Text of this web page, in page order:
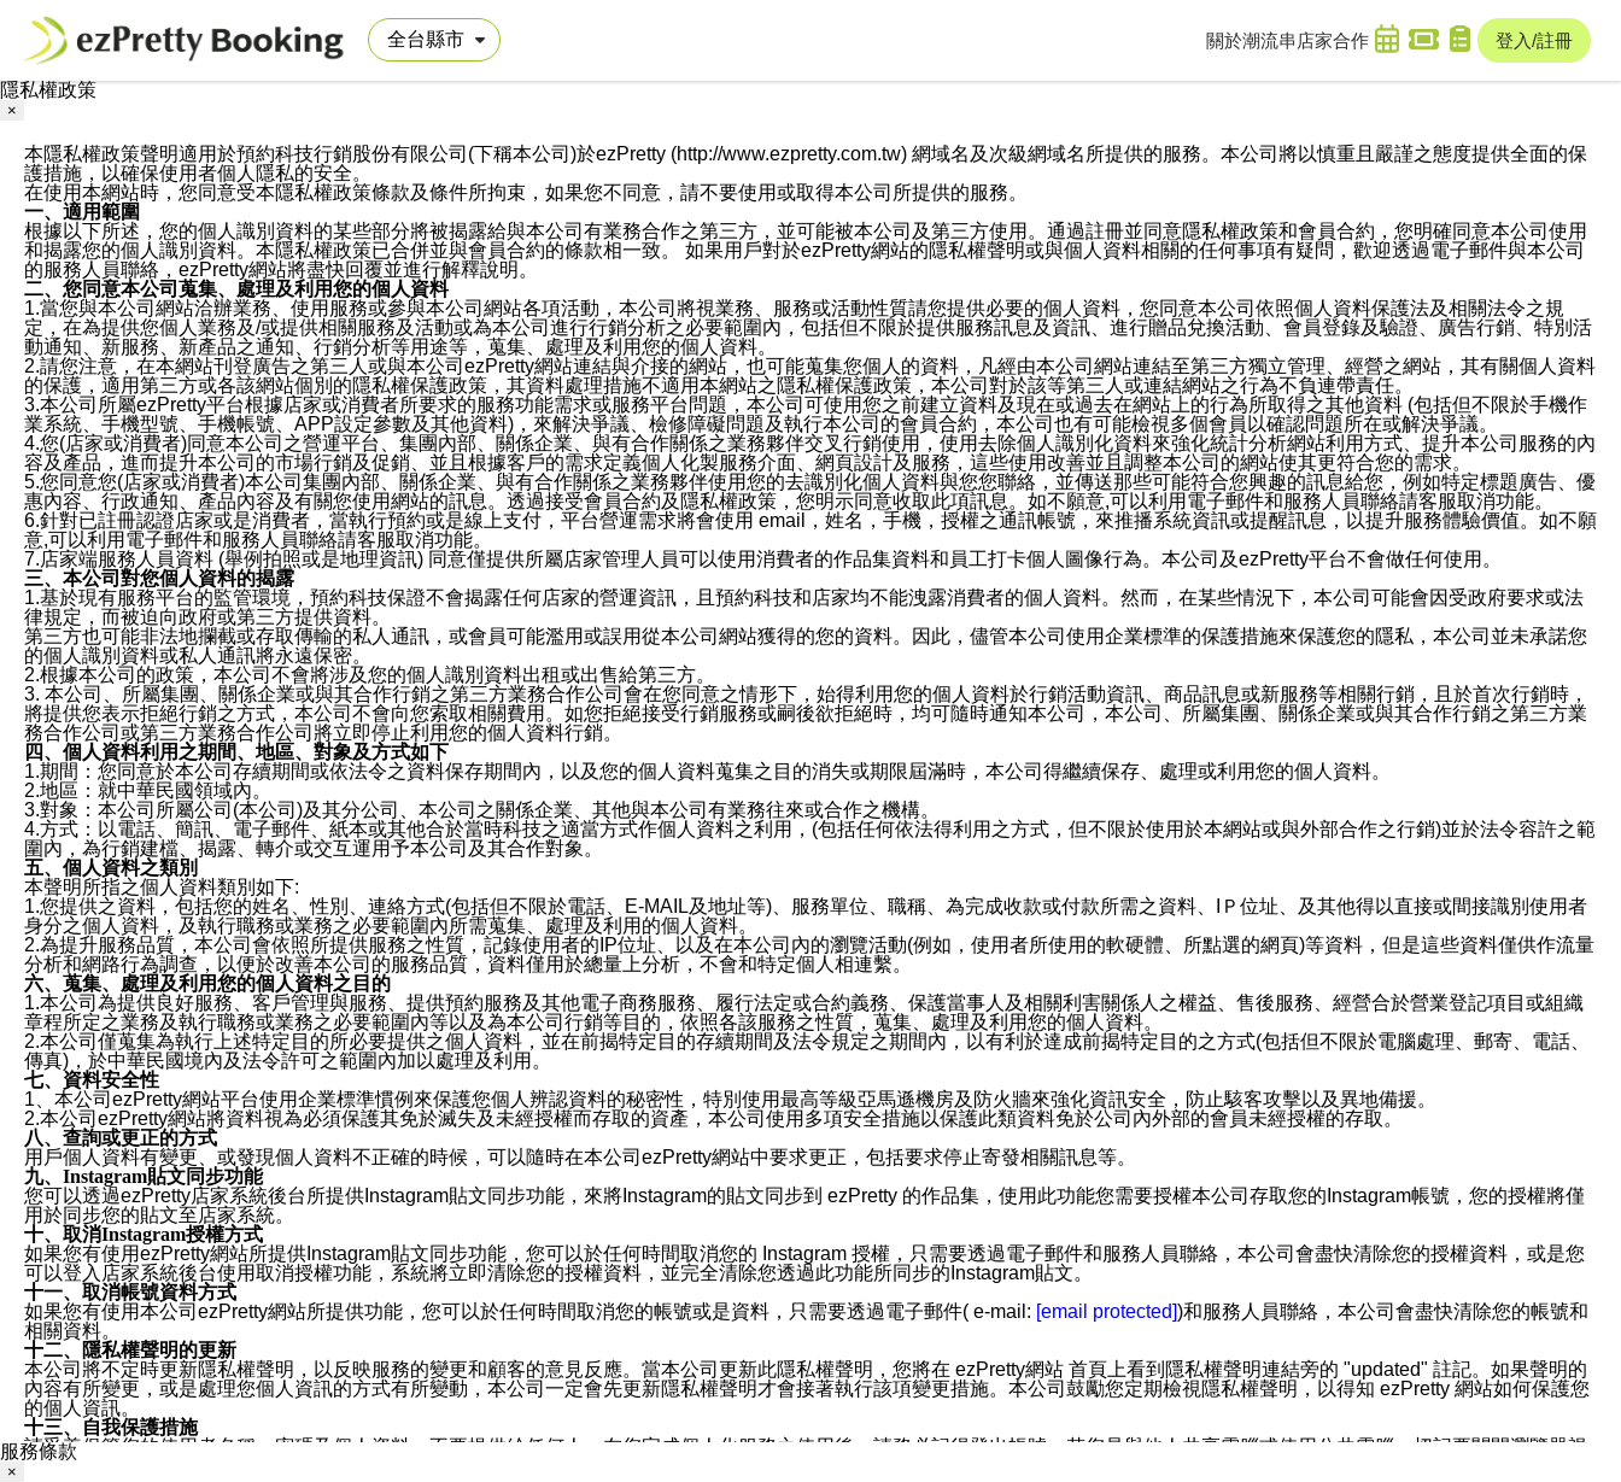
關於潮流串 店家合作 登入/註冊
隱私權政策
×
本隱私權政策聲明適用於預約科技行銷股份有限公司(下稱本公司)於ezPretty (http://www.ezpretty.com.tw) 網域名及次級網域名所提供的服務。本公司將以慎重且嚴謹之態度提供全面的保
護措施，以確保使用者個人隱私的安全。
在使用本網站時，您同意受本隱私權政策條款及條件所拘束，如果您不同意，請不要使用或取得本公司所提供的服務。
一、適用範圍
根據以下所述，您的個人識別資料的某些部分將被揭露給與本公司有業務合作之第三方，並可能被本公司及第三方使用。通過註冊並同意隱私權政策和會員合約，您明確同意本公司使用
和揭露您的個人識別資料。本隱私權政策已合併並與會員合約的條款相一致。 如果用戶對於ezPretty網站的隱私權聲明或與個人資料相關的任何事項有疑問，歡迎透過電子郵件與本公司
的服務人員聯絡，ezPretty網站將盡快回覆並進行解釋說明。
二、您同意本公司蒐集、處理及利用您的個人資料
1.當您與本公司網站洽辦業務、使用服務或參與本公司網站各項活動，本公司將視業務、服務或活動性質請您提供必要的個人資料，您同意本公司依照個人資料保護法及相關法令之規
定，在為提供您個人業務及/或提供相關服務及活動或為本公司進行行銷分析之必要範圍內，包括但不限於提供服務訊息及資訊、進行贈品兌換活動、會員登錄及驗證、廣告行銷、特別活
動通知、新服務、新產品之通知、行銷分析等用途等，蒐集、處理及利用您的個人資料。
2.請您注意，在本網站刊登廣告之第三人或與本公司ezPretty網站連結與介接的網站，也可能蒐集您個人的資料，凡經由本公司網站連結至第三方獨立管理、經營之網站，其有關個人資料
的保護，適用第三方或各該網站個別的隱私權保護政策，其資料處理措施不適用本網站之隱私權保護政策，本公司對於該等第三人或連結網站之行為不負連帶責任。
3.本公司所屬ezPretty平台根據店家或消費者所要求的服務功能需求或服務平台問題，本公司可使用您之前建立資料及現在或過去在網站上的行為所取得之其他資料 (包括但不限於手機作
業系統、手機型號、手機帳號、APP設定參數及其他資料)，來解決爭議、檢修障礙問題及執行本公司的會員合約，本公司也有可能檢視多個會員以確認問題所在或解決爭議。
4.您(店家或消費者)同意本公司之營運平台、集團內部、關係企業、與有合作關係之業務夥伴交叉行銷使用，使用去除個人識別化資料來強化統計分析網站利用方式、提升本公司服務的內
容及產品，進而提升本公司的市場行銷及促銷、並且根據客戶的需求定義個人化製服務介面、網頁設計及服務，這些使用改善並且調整本公司的網站使其更符合您的需求。
5.您同意您(店家或消費者)本公司集團內部、關係企業、與有合作關係之業務夥伴使用您的去識別化個人資料與您您聯絡，並傳送那些可能符合您興趣的訊息給您，例如特定標題廣告、優
惠內容、行政通知、產品內容及有關您使用網站的訊息。透過接受會員合約及隱私權政策，您明示同意收取此項訊息。如不願意,可以利用電子郵件和服務人員聯絡請客服取消功能。
6.針對已註冊認證店家或是消費者，當執行預約或是線上支付，平台營運需求將會使用 email，姓名，手機，授權之通訊帳號，來推播系統資訊或提醒訊息，以提升服務體驗價值。如不願
意,可以利用電子郵件和服務人員聯絡請客服取消功能。
7.店家端服務人員資料 (舉例拍照或是地理資訊) 同意僅提供所屬店家管理人員可以使用消費者的作品集資料和員工打卡個人圖像行為。本公司及ezPretty平台不會做任何使用。
三、本公司對您個人資料的揭露
1.基於現有服務平台的監管環境，預約科技保證不會揭露任何店家的營運資訊，且預約科技和店家均不能洩露消費者的個人資料。然而，在某些情況下，本公司可能會因受政府要求或法
律規定，而被迫向政府或第三方提供資料。
第三方也可能非法地攔截或存取傳輸的私人通訊，或會員可能濫用或誤用從本公司網站獲得的您的資料。因此，儘管本公司使用企業標準的保護措施來保護您的隱私，本公司並未承諾您
的個人識別資料或私人通訊將永遠保密。
2.根據本公司的政策，本公司不會將涉及您的個人識別資料出租或出售給第三方。
3. 本公司、所屬集團、關係企業或與其合作行銷之第三方業務合作公司會在您同意之情形下，始得利用您的個人資料於行銷活動資訊、商品訊息或新服務等相關行銷，且於首次行銷時，
將提供您表示拒絕行銷之方式，本公司不會向您索取相關費用。如您拒絕接受行銷服務或嗣後欲拒絕時，均可隨時通知本公司，本公司、所屬集團、關係企業或與其合作行銷之第三方業
務合作公司或第三方業務合作公司將立即停止利用您的個人資料行銷。
四、個人資料利用之期間、地區、對象及方式如下
1.期間：您同意於本公司存續期間或依法令之資料保存期間內，以及您的個人資料蒐集之目的消失或期限屆滿時，本公司得繼續保存、處理或利用您的個人資料。
2.地區：就中華民國領域內。
3.對象：本公司所屬公司(本公司)及其分公司、本公司之關係企業、其他與本公司有業務往來或合作之機構。
4.方式：以電話、簡訊、電子郵件、紙本或其他合於當時科技之適當方式作個人資料之利用，(包括任何依法得利用之方式，但不限於使用於本網站或與外部合作之行銷)並於法令容許之範
圍內，為行銷建檔、揭露、轉介或交互運用予本公司及其合作對象。
五、個人資料之類別
本聲明所指之個人資料類別如下:
1.您提供之資料，包括您的姓名、性別、連絡方式(包括但不限於電話、E-MAIL及地址等)、服務單位、職稱、為完成收款或付款所需之資料、IＰ位址、及其他得以直接或間接識別使用者
身分之個人資料，及執行職務或業務之必要範圍內所需蒐集、處理及利用的個人資料。
2.為提升服務品質，本公司會依照所提供服務之性質，記錄使用者的IP位址、以及在本公司內的瀏覽活動(例如，使用者所使用的軟硬體、所點選的網頁)等資料，但是這些資料僅供作流量
分析和網路行為調查，以便於改善本公司的服務品質，資料僅用於總量上分析，不會和特定個人相連繫。
六、蒐集、處理及利用您的個人資料之目的
1.本公司為提供良好服務、客戶管理與服務、提供預約服務及其他電子商務服務、履行法定或合約義務、保護當事人及相關利害關係人之權益、售後服務、經營合於營業登記項目或組織
章程所定之業務及執行職務或業務之必要範圍內等以及為本公司行銷等目的，依照各該服務之性質，蒐集、處理及利用您的個人資料。
2.本公司僅蒐集為執行上述特定目的所必要提供之個人資料，並在前揭特定目的存續期間及法令規定之期間內，以有利於達成前揭特定目的之方式(包括但不限於電腦處理、郵寄、電話、
傳真)，於中華民國境內及法令許可之範圍內加以處理及利用。
七、資料安全性
1、本公司ezPretty網站平台使用企業標準慣例來保護您個人辨認資料的秘密性，特別使用最高等級亞馬遜機房及防火牆來強化資訊安全，防止駭客攻擊以及異地備援。
2.本公司ezPretty網站將資料視為必須保護其免於滅失及未經授權而存取的資產，本公司使用多項安全措施以保護此類資料免於公司內外部的會員未經授權的存取。
八、查詢或更正的方式
用戶個人資料有變更、或發現個人資料不正確的時候，可以隨時在本公司ezPretty網站中要求更正，包括要求停止寄發相關訊息等。
九、Instagram貼文同步功能
您可以透過ezPretty店家系統後台所提供Instagram貼文同步功能，來將Instagram的貼文同步到 ezPretty 的作品集，使用此功能您需要授權本公司存取您的Instagram帳號，您的授權將僅
用於同步您的貼文至店家系統。
十、取消Instagram授權方式
如果您有使用ezPretty網站所提供Instagram貼文同步功能，您可以於任何時間取消您的 Instagram 授權，只需要透過電子郵件和服務人員聯絡，本公司會盡快清除您的授權資料，或是您
可以登入店家系統後台使用取消授權功能，系統將立即清除您的授權資料，並完全清除您透過此功能所同步的Instagram貼文。
十一、取消帳號資料方式
如果您有使用本公司ezPretty網站所提供功能，您可以於任何時間取消您的帳號或是資料，只需要透過電子郵件( e-mail: [email protected])和服務人員聯絡，本公司會盡快清除您的帳號和
相關資料。
十二、隱私權聲明的更新
本公司將不定時更新隱私權聲明，以反映服務的變更和顧客的意見反應。當本公司更新此隱私權聲明，您將在 ezPretty網站 首頁上看到隱私權聲明連結旁的 "updated" 註記。如果聲明的
內容有所變更，或是處理您個人資訊的方式有所變動，本公司一定會先更新隱私權聲明才會接著執行該項變更措施。本公司鼓勵您定期檢視隱私權聲明，以得知 ezPretty 網站如何保護您
的個人資訊。
十三、自我保護措施
請妥善保管您的使用者名稱、密碼及個人資料，不要提供給任何人。在您完成個人化服務之使用後，請務必記得登出帳號。若您是與他人共享電腦或使用公共電腦，切記要關閉瀏覽器視
窗，以防止他人讀取您的個人資料、信件或進入所機關管理區。
服務條款
×